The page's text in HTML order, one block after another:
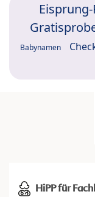
Babynamen
HiPP für